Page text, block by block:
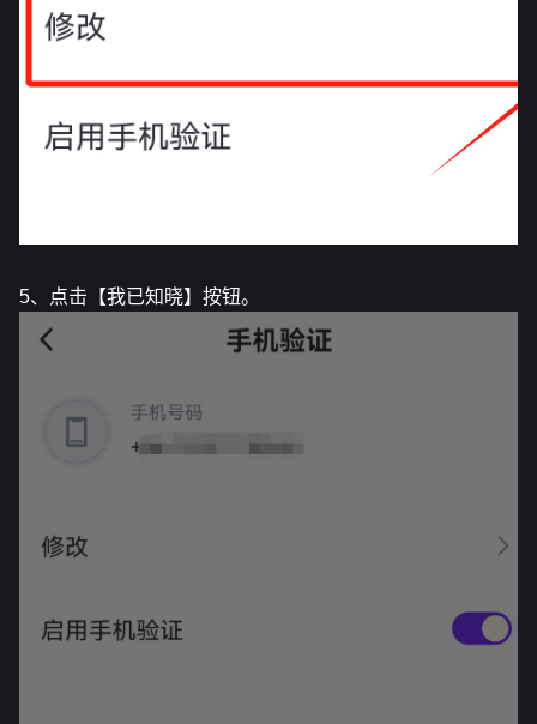
5、点击【我已知晓】按钮。